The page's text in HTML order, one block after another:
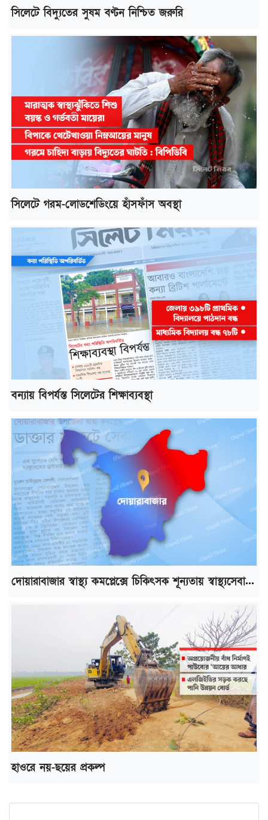
সিলেটে বিদ্যুতের সুষম বণ্টন নিশ্চিত জরুরি
সিলেটে গরম-লোডশেডিংয়ে হাঁসফাঁস অবস্থা
বন্যায় বিপর্যস্ত সিলেটের শিক্ষাব্যবস্থা
দোয়ারাবাজার স্বাস্থ্য কমপ্লেক্সে চিকিৎসক শূন্যতায় স্বাস্থ্যসেবা...
হাওরে নয়-ছয়ের প্রকল্প